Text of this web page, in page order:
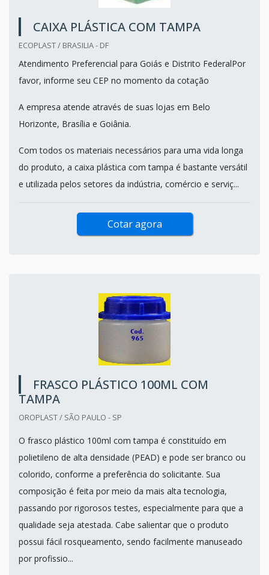
CAIXA PLÁSTICA COM TAMPA
ECOPLAST / BRASILIA - DF
Atendimento Preferencial para Goiás e Distrito FederalPor
favor, informe seu CEP no momento da cotação
A empresa atende através de suas lojas em Belo
Horizonte, Brasília e Goiânia.
Com todos os materiais necessários para uma vida longa
do produto, a caixa plástica com tampa é bastante versátil
e utilizada pelos setores da indústria, comércio e serviç...
Cotar agora
FRASCO PLÁSTICO 100ML COM
TAMPA
OROPLAST / SÃO PAULO - SP
O frasco plástico 100ml com tampa é constituído em
polietileno de alta densidade (PEAD) e pode ser branco ou
colorido, conforme a preferência do solicitante. Sua
composição é feita por meio da mais alta tecnologia,
passando por rigorosos testes, especialmente para que a
qualidade seja atestada. Cabe salientar que o produto
possui fácil rosqueamento, sendo facilmente manuseado
por profissio...